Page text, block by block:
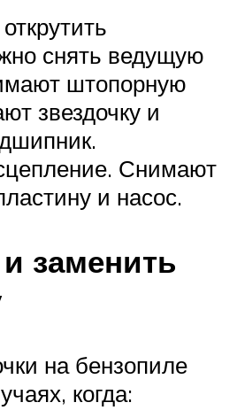
снять ведущую
штопорную
звездочку и
Снимают
и насос.
заменить
на бензопиле
когда: